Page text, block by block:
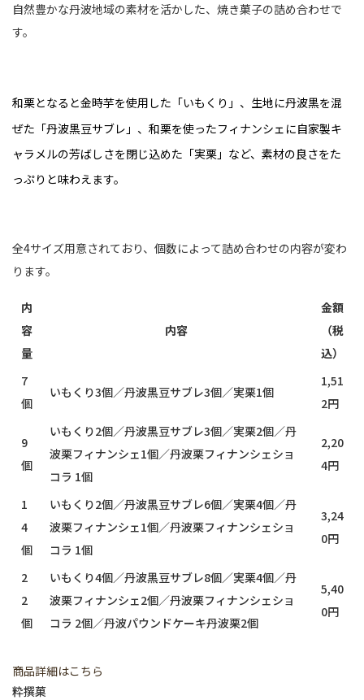
自然豊かな丹波地域の素材を活かした、焼き菓子の詰め合わせで
す。
和栗となると金時芋を使用した「いもくり」、生地に丹波黒を混
ぜた「丹波黒豆サブレ」、和栗を使ったフィナンシェに自家製キ
ャラメルの芳ばしさを閉じ込めた「実栗」など、素材の良さをた
っぷりと味わえます。
全4サイズ用意されており、個数によって詰め合わせの内容が変わ
ります。
内
容
量
内容
金額
（税
込）
7
個
いもくり3個／丹波黒豆サブレ3個／実栗1個
1,51
2円
9
個
いもくり2個／丹波黒豆サブレ3個／実栗2個／丹
波栗フィナンシェ1個／丹波栗フィナンシェショ
コラ 1個
2,20
4円
1
4
個
いもくり2個／丹波黒豆サブレ6個／実栗4個／丹
波栗フィナンシェ1個／丹波栗フィナンシェショ
コラ 1個
3,24
0円
2
2
個
いもくり4個／丹波黒豆サブレ8個／実栗4個／丹
波栗フィナンシェ2個／丹波栗フィナンシェショ
コラ 2個／丹波パウンドケーキ丹波栗2個
5,40
0円
商品詳細はこちら
粋撰菓